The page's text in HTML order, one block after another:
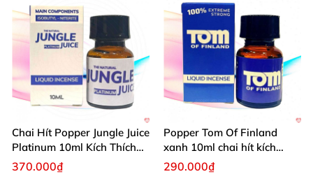
Chai Hít Popper Jungle Juice
Platinum 10ml Kích Thích
Mạnh
370.000₫
Popper Tom Of Finland
xanh 10ml chai hít kích
thích mạnh mẽ
290.000₫